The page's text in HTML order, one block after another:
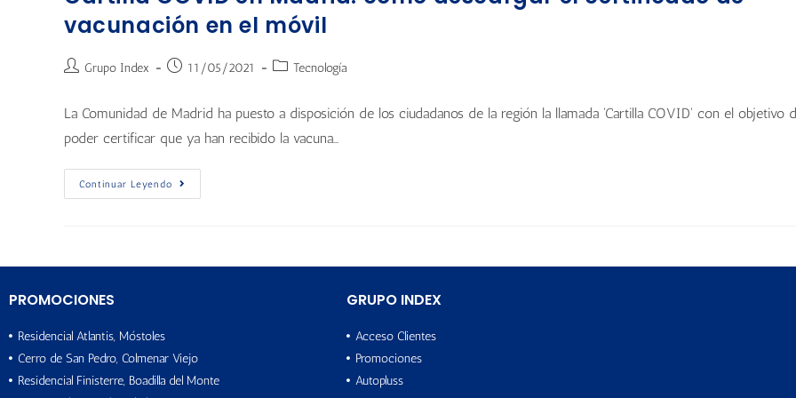
vacunación en el móvil
Grupo Index 11/05/2021 Tecnología
La Comunidad de Madrid ha puesto a disposición de los ciudadanos de la región la llamada 'Cartilla COVID' con el objetivo
poder certificar que ya han recibido la vacuna…
Continuar Leyendo
PROMOCIONES
Residencial Atlantis, Móstoles
Cerro de San Pedro, Colmenar Viejo
Residencial Finisterre, Boadilla del Monte
GRUPO INDEX
Acceso Clientes
Promociones
Autopluss